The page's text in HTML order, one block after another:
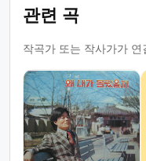
관련 곡
작곡가 또는 작사가가